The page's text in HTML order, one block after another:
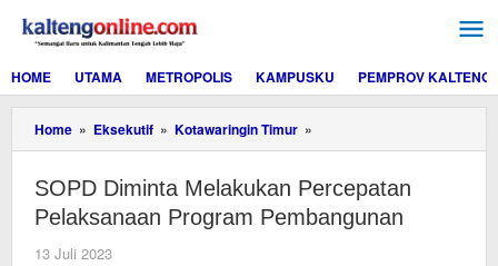
konten
HOME
UTAMA METROPOLIS KAMPUSKU PEMPROV KALTENG
Home » Eksekutif » Kotawaringin Timur »
Diminta
Percepatan
Pelaksanaan
Program
SOPD Diminta Melakukan Percepatan
Pelaksanaan Program Pembangunan
13 Juli 2023